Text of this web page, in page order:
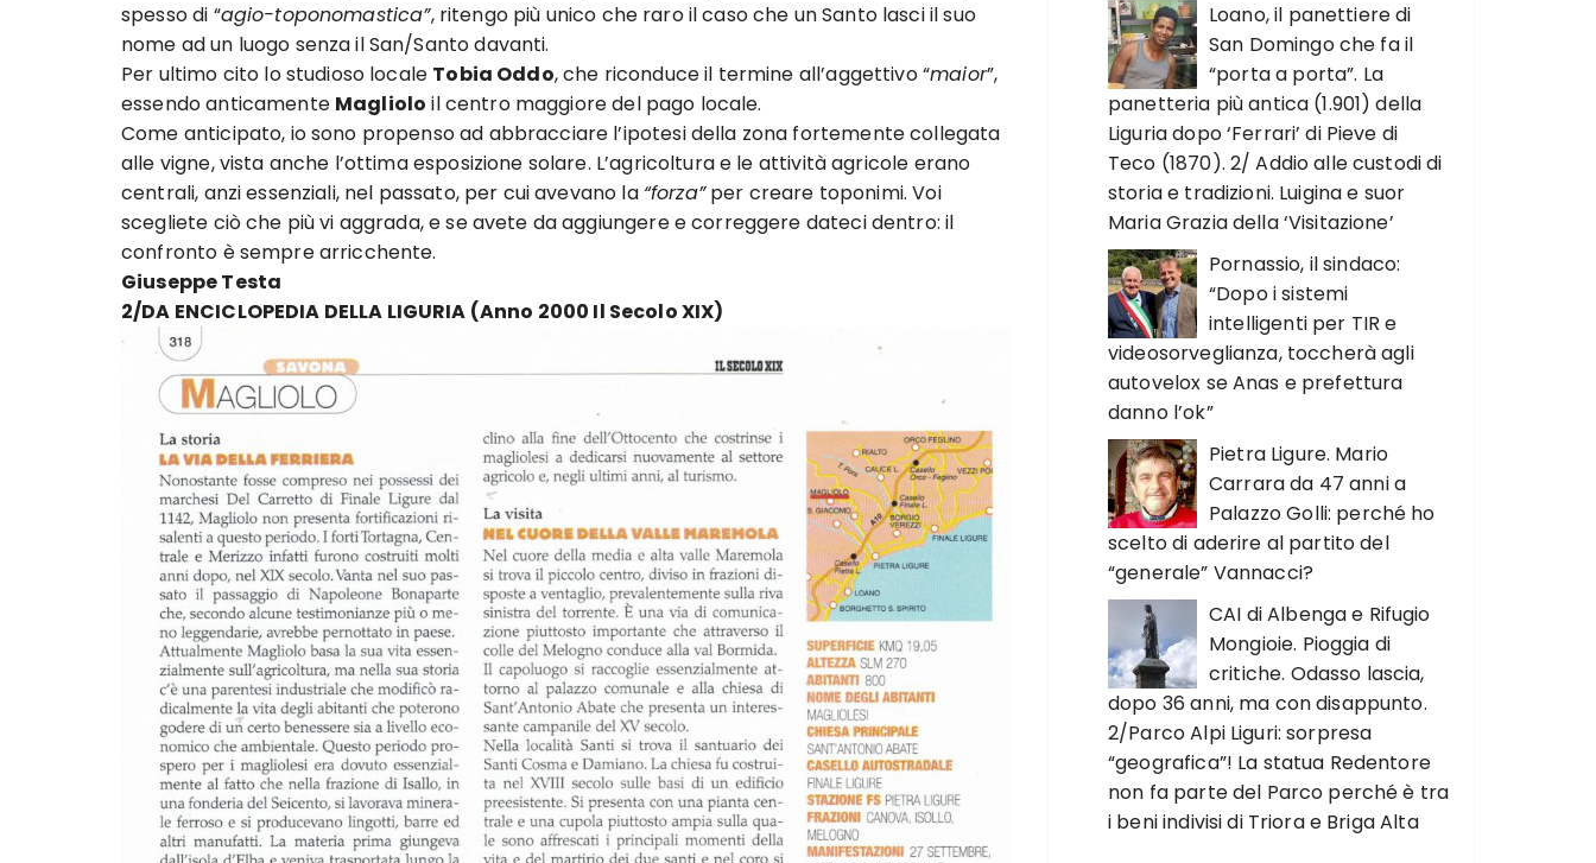
spesso di “agio-toponomastica”, ritengo più unico che raro il caso che un Santo lasci il suo
nome ad un luogo senza il San/Santo davanti.
Per ultimo cito lo studioso locale Tobia Oddo, che riconduce il termine all’aggettivo “maior”,
essendo anticamente Magliolo il centro maggiore del pago locale.
Come anticipato, io sono propenso ad abbracciare l’ipotesi della zona fortemente collegata
alle vigne, vista anche l’ottima esposizione solare. L’agricoltura e le attività agricole erano
centrali, anzi essenziali, nel passato, per cui avevano la “forza”per creare toponimi. Voi
scegliete ciò che più vi aggrada, e se avete da aggiungere e correggere dateci dentro: il
confronto è sempre arricchente.
Giuseppe Testa
2/DA ENCICLOPEDIA DELLA LIGURIA (Anno 2000 Il Secolo XIX)
Loano, il panettiere di
San Domingo che fa il
“porta a porta”. La
panetteria più antica (1.901) della
Liguria dopo ‘Ferrari’ di Pieve di
Teco (1870). 2/ Addio alle custodi di
storia e tradizioni. Luigina e suor
Maria Grazia della ‘Visitazione’
Pornassio, il sindaco:
“Dopo i sistemi
intelligenti per TIR e
videosorveglianza, toccherà agli
autovelox se Anas e prefettura
danno l’ok”
Pietra Ligure. Mario
Carrara da 47 anni a
Palazzo Golli: perché ho
scelto di aderire al partito del
“generale” Vannacci?
CAI di Albenga e Rifugio
Mongioie. Pioggia di
critiche. Odasso lascia,
dopo 36 anni, ma con disappunto.
2/Parco Alpi Liguri: sorpresa
“geografica”! La statua Redentore
non fa parte del Parco perché è tra
i beni indivisi di Triora e Briga Alta